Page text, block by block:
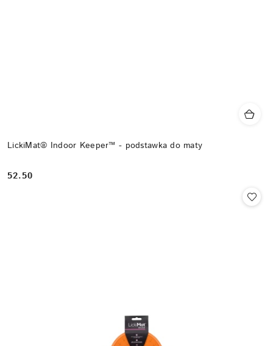
LickiMat® Indoor Keeper™ - podstawka do maty
Cena:
52.50